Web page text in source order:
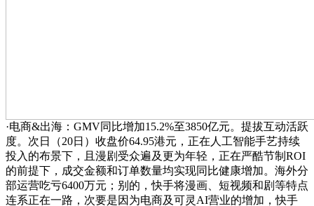
·电商&出海：GMV同比增加15.2%至3850亿元。提拔互动活跃
度。次日（20日）收盘价64.95港元，正在人工智能手艺持续
投入的布景下，且漫剧受众遍及更为年轻，正在严酷节制ROI
的前提下，成交金额和订单数量均实现同比健康增加。海外分
部运营吃亏6400万元；别的，快手将漫画、短视频和剧等特点
连系正在一路，次要是因为电商及可灵AI营业的增加，快手